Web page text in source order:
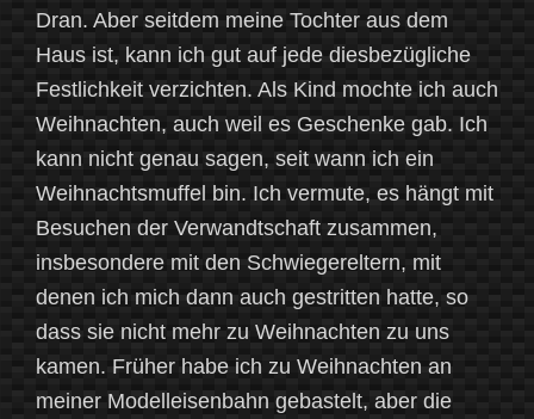
Dran. Aber seitdem meine Tochter aus dem
Haus ist, kann ich gut auf jede diesbezügliche
Festlichkeit verzichten. Als Kind mochte ich auch
Weihnachten, auch weil es Geschenke gab. Ich
kann nicht genau sagen, seit wann ich ein
Weihnachtsmuffel bin. Ich vermute, es hängt mit
Besuchen der Verwandtschaft zusammen,
insbesondere mit den Schwiegereltern, mit
denen ich mich dann auch gestritten hatte, so
dass sie nicht mehr zu Weihnachten zu uns
kamen. Früher habe ich zu Weihnachten an
meiner Modelleisenbahn gebastelt, aber die